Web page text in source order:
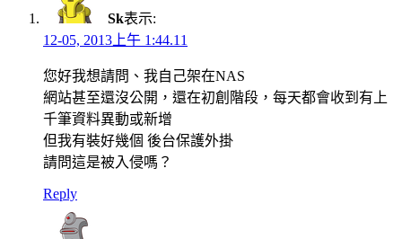
Sk表示:
12-05, 2013上午 1:44.11
您好我想請問、我自己架在NAS
網站甚至還沒公開，還在初創階段，每天都會收到有上
千筆資料異動或新增
但我有裝好幾個 後台保護外掛
請問這是被入侵嗎？
Reply